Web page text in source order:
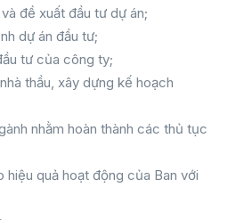
đề xuất đầu tư dự án;
dự án đầu tư;
tư của công ty;
thầu, xây dựng kế hoạch
nhằm hoàn thành các thủ tục
quả hoạt động của Ban với